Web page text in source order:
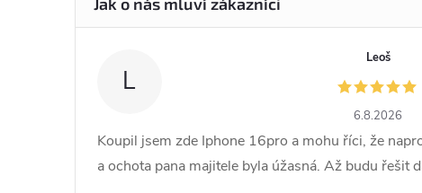
L
Leoš
6.8.2026
Koupil jsem zde Iphone 16pro a mohu říci, že
a ochota pana majitele byla úžasná. Až budu řešit